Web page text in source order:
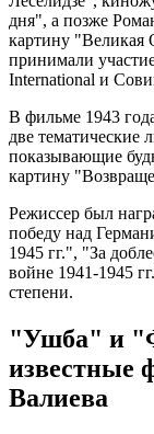
дня", а позже
картину "Великая
принимали
International и
В фильме 1943
две
показывающие
картину
Режиссер был
победу над
1945 гг.", "За
войне 1941-1945
степени.
"Ушба" и
известные
Валиева